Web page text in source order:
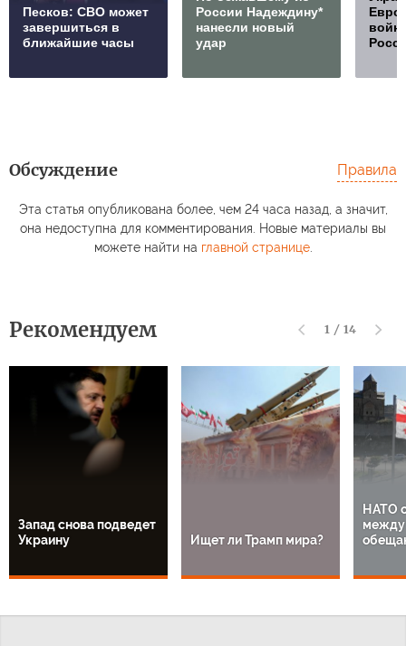
Песков: СВО может
завершиться в
ближайшие часы
России Надеждину*
нанесли новый
удар
Обсуждение Правила
Эта статья опубликована более, чем 24 часа назад, а значит,
она недоступна для комментирования. Новые материалы вы
можете найти на главной странице.
Рекомендуем 1 / 14
Запад снова подведет
Украину
Ищет ли Трамп мира?
НАТО
между